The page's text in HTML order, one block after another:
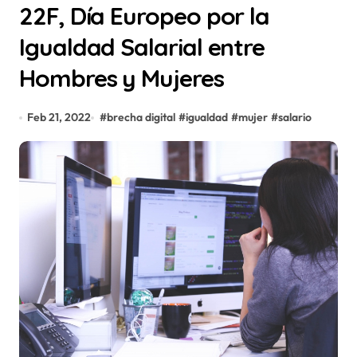
22F, Día Europeo por la
Igualdad Salarial entre
Hombres y Mujeres
Feb 21, 2022 #brecha digital #igualdad #mujer #salario